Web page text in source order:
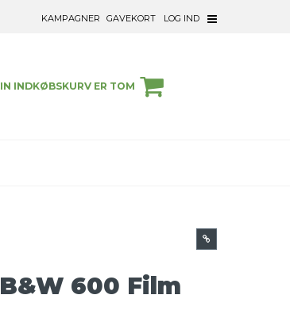
KAMPAGNER GAVEKORT LOG IND
INDKØBSKURV ER TOM
600 Film